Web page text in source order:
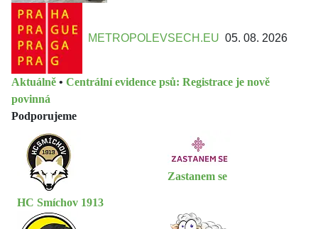
METROPOLEVSECH.EU 05. 08. 2026
Aktuálně • Centrální evidence psů: Registrace je nově
povinná
Podporujeme
HC Smíchov 1913
Zastanem se